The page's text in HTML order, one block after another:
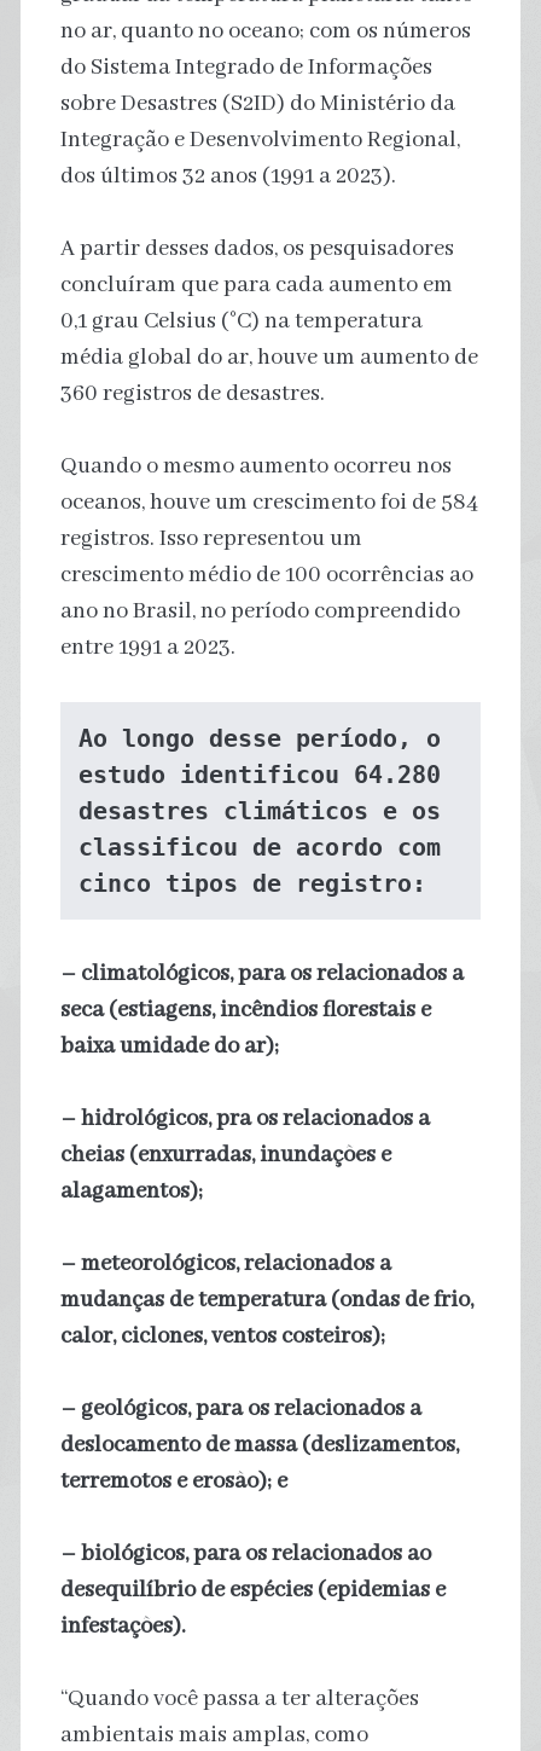
no ar, quanto no oceano; com os números
do Sistema Integrado de Informações
sobre Desastres (S2ID) do Ministério da
Integração e Desenvolvimento Regional,
dos últimos 32 anos (1991 a 2023).
A partir desses dados, os pesquisadores
concluíram que para cada aumento em
0,1 grau Celsius (°C) na temperatura
média global do ar, houve um aumento de
360 registros de desastres.
Quando o mesmo aumento ocorreu nos
oceanos, houve um crescimento foi de 584
registros. Isso representou um
crescimento médio de 100 ocorrências ao
ano no Brasil, no período compreendido
entre 1991 a 2023.
Ao longo desse período, o
estudo identificou 64.280
desastres climáticos e os
classificou de acordo com
cinco tipos de registro :
– climatológicos, para os relacionados a
seca (estiagens, incêndios florestais e
baixa umidade do ar);
– hidrológicos, pra os relacionados a
cheias (enxurradas, inundações e
alagamentos);
– meteorológicos, relacionados a
mudanças de temperatura (ondas de frio,
calor, ciclones, ventos costeiros);
– geológicos, para os relacionados a
deslocamento de massa (deslizamentos,
terremotos e erosão); e
– biológicos, para os relacionados ao
desequilíbrio de espécies (epidemias e
infestações).
“Quando você passa a ter alterações
ambientais mais amplas, como